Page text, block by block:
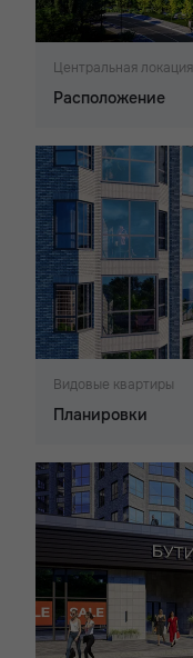
Центральная локация
Расположение
Видовые квартиры
Планировки